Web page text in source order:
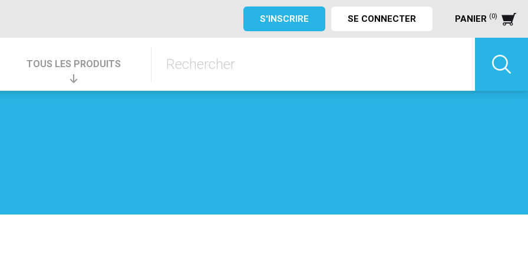
S'INSCRIRE SE CONNECTER PANIER (0)
TOUS LES PRODUITS